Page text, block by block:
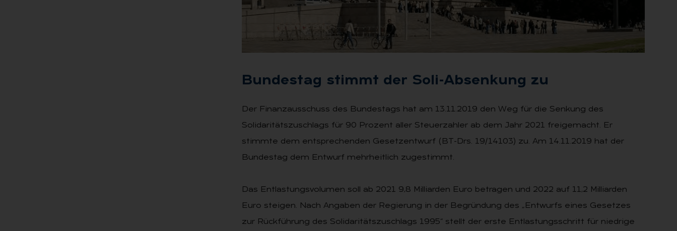
Bun­des­tag stimmt der Soli-Ab­sen­kung zu
Der Finanzausschuss des Bundestags hat am 13.11.2019 den Weg für die Senkung des
Solidaritätszuschlags für 90 Prozent aller Steuerzahler ab dem Jahr 2021 freigemacht. Er
stimmte dem entsprechenden Gesetzentwurf (BT-Drs. 19/14103) zu. Am 14.11.2019 hat der
Bundestag dem Entwurf mehrheitlich zugestimmt.
Das Entlastungsvolumen soll ab 2021 9,8 Milliarden Euro betragen und 2022 auf 11,2 Milliarden
Euro steigen. Nach Angaben der Regierung in der Begründung des „Entwurfs eines Gesetzes
zur Rückführung des Solidaritätszuschlags 1995“ stellt der erste Entlastungsschritt für niedrige